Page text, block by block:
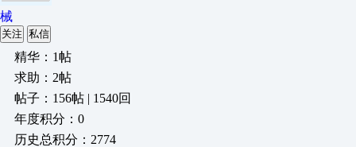
械
关注 私信
精华：1帖
求助：2帖
帖子：156帖 | 1540回
年度积分：0
历史总积分：2774